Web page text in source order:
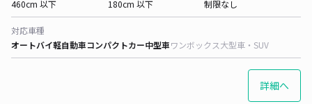
460cm 以下
180cm 以下
制限なし
対応車種
オートバイ軽自動車コンパクトカー中型車ワンボックス大型車・SUV
詳細へ